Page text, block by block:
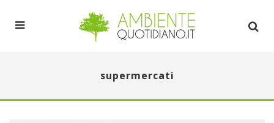
supermercati